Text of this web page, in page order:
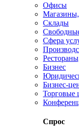
Офисы
Склады
Сфера
Бизнес
Бизнес-
Торговые
Спрос